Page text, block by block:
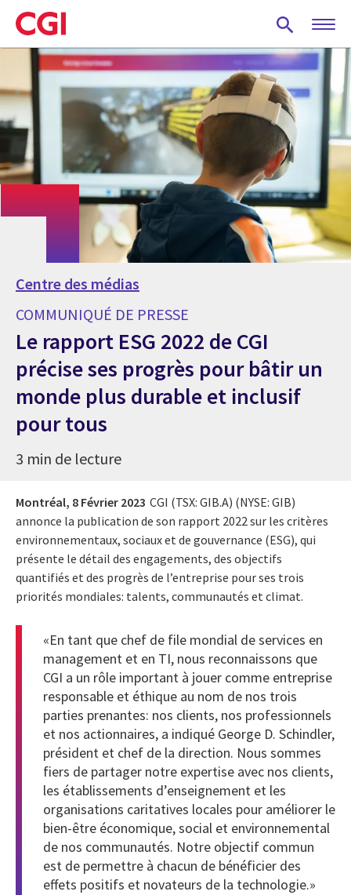
Skip
to
main
content
Centre des médias
COMMUNIQUÉ DE PRESSE
Le rapport ESG 2022 de CGI
précise ses progrès pour bâtir un
monde plus durable et inclusif
pour tous
3 min de lecture
Montréal, 8 Février 2023 CGI (TSX: GIB.A) (NYSE: GIB)
annonce la publication de son rapport 2022 sur les critères
environnementaux, sociaux et de gouvernance (ESG), qui
présente le détail des engagements, des objectifs
quantifiés et des progrès de l’entreprise pour ses trois
priorités mondiales: talents, communautés et climat.
«En tant que chef de file mondial de services en
management et en TI, nous reconnaissons que
CGI a un rôle important à jouer comme entreprise
responsable et éthique au nom de nos trois
parties prenantes: nos clients, nos professionnels
et nos actionnaires, a indiqué George D. Schindler,
président et chef de la direction. Nous sommes
fiers de partager notre expertise avec nos clients,
les établissements d’enseignement et les
organisations caritatives locales pour améliorer le
bien-être économique, social et environnemental
de nos communautés. Notre objectif commun
est de permettre à chacun de bénéficier des
effets positifs et novateurs de la technologie.»